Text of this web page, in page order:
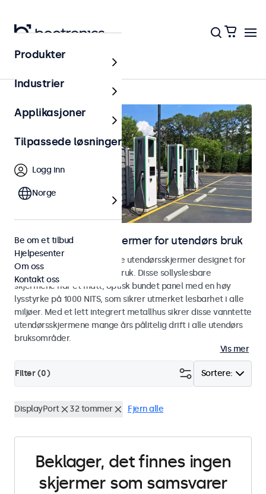
Hjem
Skjermer og touchskjermer for utendørs bruk
Utforsk våre værbestandige utendørsskjermer designet for
industriell og kommersiell bruk. Disse sollyslesbare
skjermene har et matt, optisk bundet panel med en høy
lysstyrke på 1000 NITS, som sikrer utmerket lesbarhet i alle
miljøer. Med et lett integrert metallhus sikrer disse vanntette
utendørsskjermene mange års pålitelig drift i alle utendørs
bruksområder.
Vis mer
Sortere:
Filter (0)
DisplayPort 32 tommer Fjern alle
Beklager, det finnes ingen
skjermer som samsvarer
Produkter
Industrier
Applikasjoner
Tilpassede løsninger
Logg inn
Norge
Be om et tilbud
Hjelpesenter
Om oss
Kontakt oss